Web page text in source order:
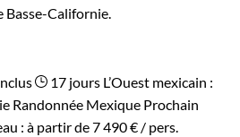
Basse-Californie.
17 jours L’Ouest mexicain :
Randonnée Mexique Prochain
: à partir de7 490 € / pers.